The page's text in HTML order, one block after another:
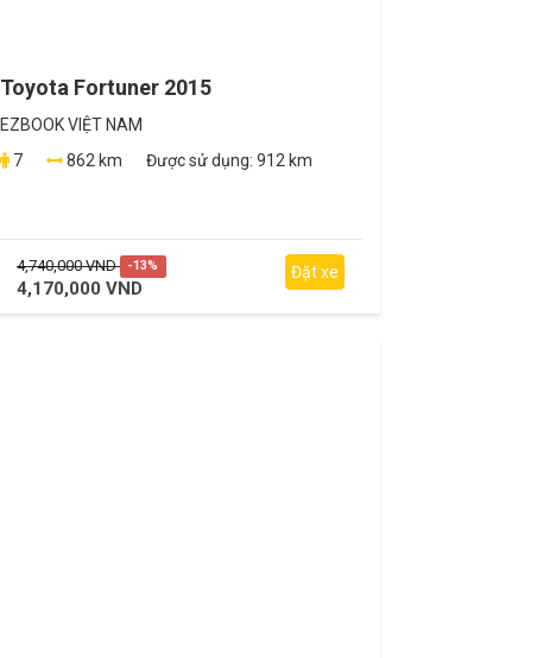
Toyota Fortuner 2015
EZBOOK VIỆT NAM
7
862 km Được sử dụng: 912 km
4,740,000 VND -13%
4,170,000 VND
Đặt xe